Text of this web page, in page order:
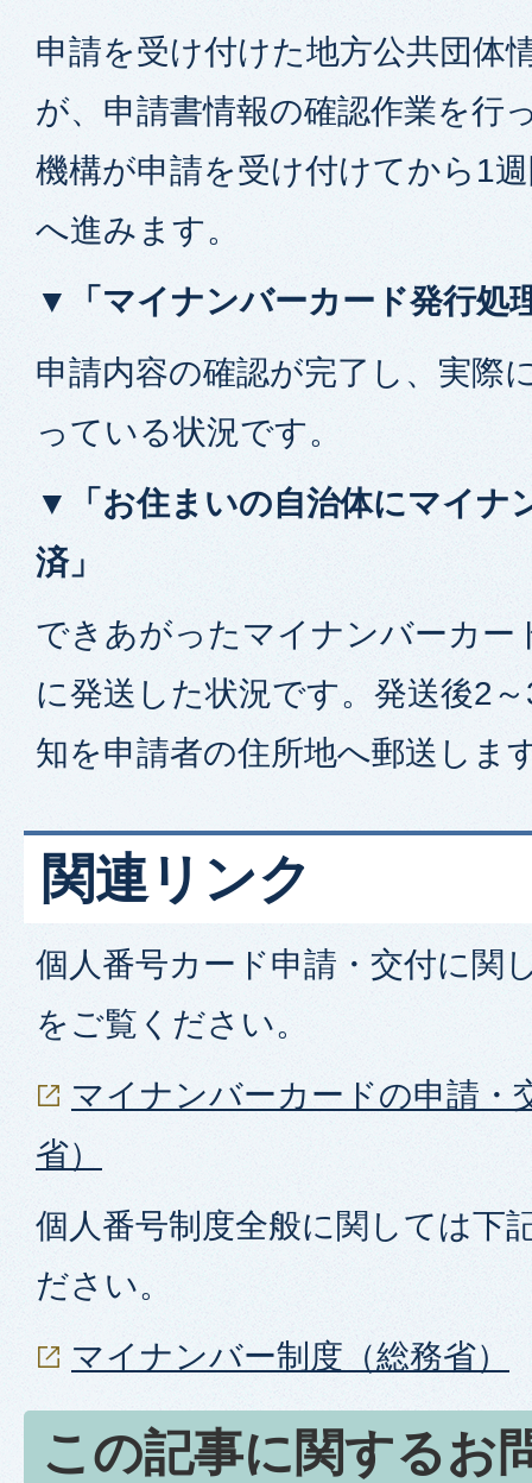
申請を受け付けた地方公共団体
が、申請書情報の確認作業を行
機構が申請を受け付けてから1
へ進みます。
▼「マイナンバーカード発行処
申請内容の確認が完了し、実際
っている状況です。
▼「お住まいの自治体にマイナ
済」
できあがったマイナンバーカー
に発送した状況です。発送後2
知を申請者の住所地へ郵送しま
関連リンク
個人番号カード申請・交付に関
をご覧ください。
マイナンバーカードの申請・
省）
個人番号制度全般に関しては下
ださい。
マイナンバー制度（総務省）
この記事に関するお